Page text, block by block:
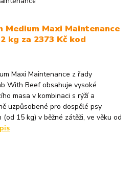
Medium Maxi Maintenance
kg za 2373 Kč kod
Maxi Maintenance z řady
With Beef obsahuje vysoké
masa v kombinaci s rýží a
uzpůsobené pro dospělé psy
15 kg) v běžné zátěži, ve věku od